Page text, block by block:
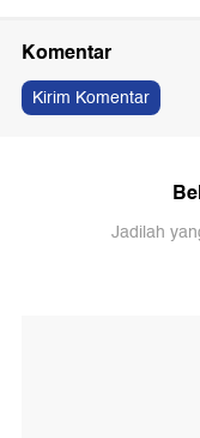
Komentar
Kirim Komentar
Jadilah